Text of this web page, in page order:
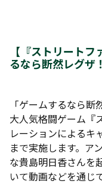
【 『ストリート
るなら断然レグザ
「ゲームするなら
大人気格闘ゲーム『
レーションによるキ
まで実施します。ア
な貴島明日香さんを
いて動画などを通じ